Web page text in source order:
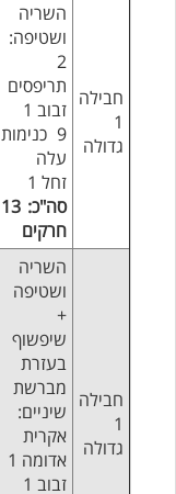
חבילה
1
גדולה
השריה
ושטיפה:
2
תריפסים
זבוב 1
9 כנימות
עלה
זחל 1
סה"כ: 13
חרקים
חבילה
1
גדולה
השריה
ושטיפה
+
שיפשוף
בעזרת
מברשת
שיניים:
אקרית
אדומה 1
זבוב 1